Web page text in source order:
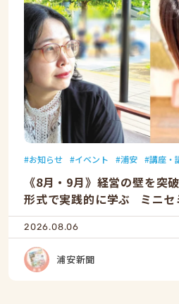
お知らせ イベント 浦安 講座・
《8月・9月》経営の壁を突
形式で実践的に学ぶ ミニセ
2026.08.06
浦安新聞